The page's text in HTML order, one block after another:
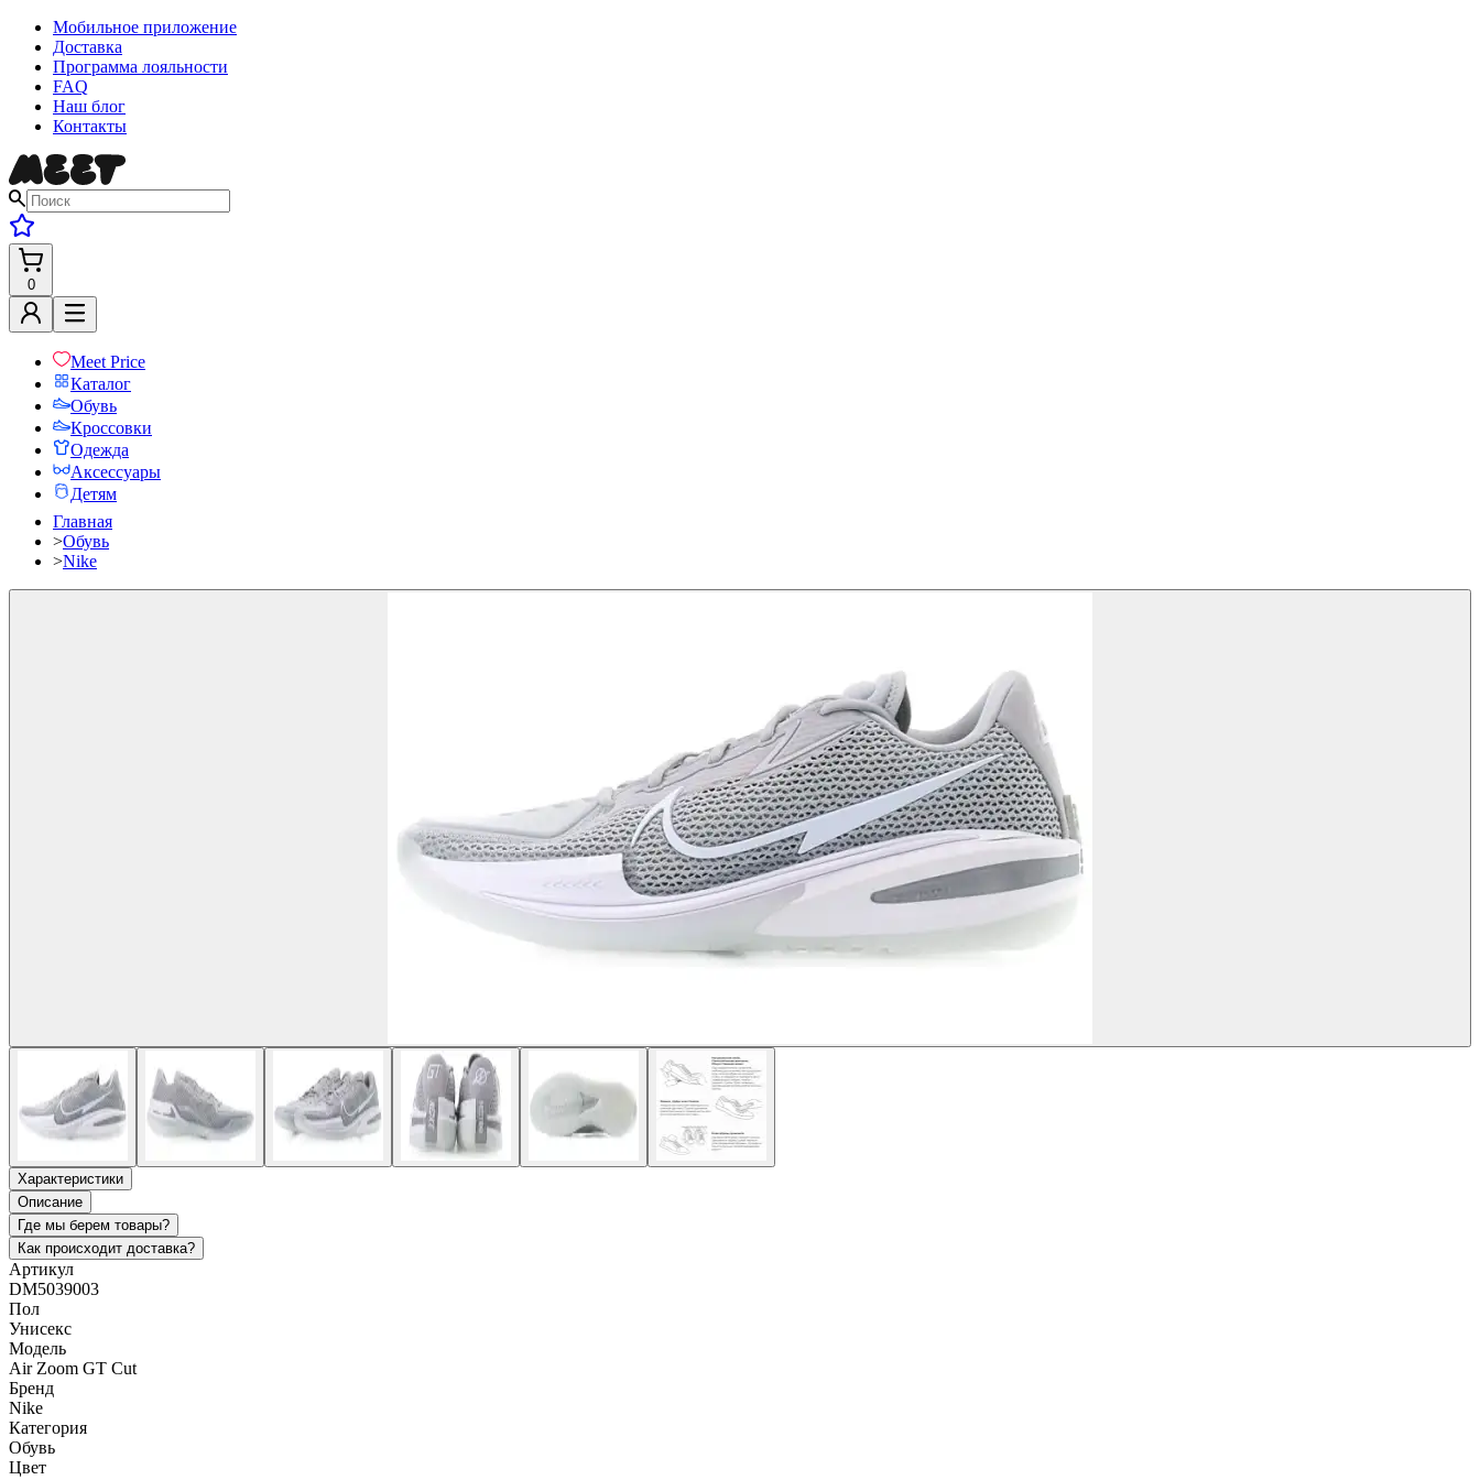
Мобильное приложение
Доставка
Программа лояльности
FAQ
Наш блог
Контакты
0
Meet Price
Каталог
Обувь
Кроссовки
Одежда
Аксессуары
Детям
Главная
>Обувь
>Nike
Характеристики
Описание
Где мы берем товары?
Как происходит доставка?
Артикул
DM5039003
Пол
Унисекс
Модель
Air Zoom GT Cut
Бренд
Nike
Категория
Обувь
Цвет